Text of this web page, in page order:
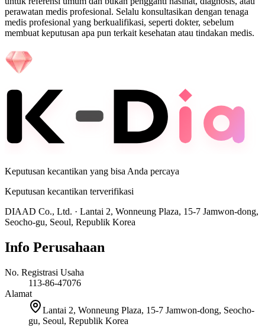
perawatan medis profesional. Selalu konsultasikan dengan tenaga
medis profesional yang berkualifikasi, seperti dokter, sebelum
membuat keputusan apa pun terkait kesehatan atau tindakan medis.
Keputusan kecantikan yang bisa Anda percaya
Keputusan kecantikan terverifikasi
DIAAD Co., Ltd. · Lantai 2, Wonneung Plaza, 15-7 Jamwon-dong,
Seocho-gu, Seoul, Republik Korea
Info Perusahaan
No. Registrasi Usaha
113-86-47076
Alamat
Lantai 2, Wonneung Plaza, 15-7 Jamwon-dong, Seocho-
gu, Seoul, Republik Korea